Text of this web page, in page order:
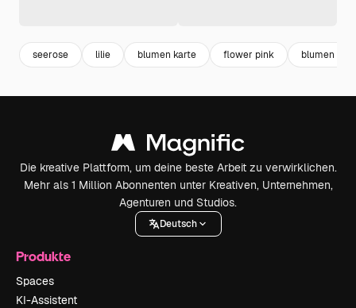
seerose lilie blumen karte flower pink blumen
Die kreative Plattform, um deine beste Arbeit zu verwirklichen.
Mehr als 1 Million Abonnenten unter Kreativen, Unternehmen,
Agenturen und Studios.
Deutsch
Produkte
Spaces
KI-Assistent